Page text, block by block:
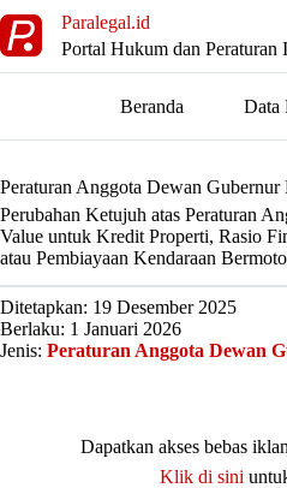
to
content
Paralegal.id
Portal Hukum dan Peraturan
Beranda Data
Peraturan Anggota Dewan
Perubahan Ketujuh atas Peraturan
Value untuk Kredit Properti, Rasio
atau Pembiayaan Kendaraan
Ditetapkan: 19 Desember 2025
Berlaku: 1 Januari 2026
Jenis: Peraturan Anggota Dewan
Dapatkan akses bebas
Klik di sini